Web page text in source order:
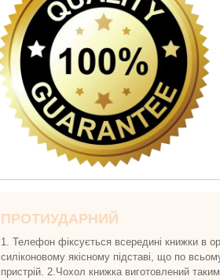
ПРОТИУДАРНИЙ
1. Телефон фіксується всередині книжки в
силіконовому якісному підставі, що по
пристрій. 2.Чохол книжка виготовлений